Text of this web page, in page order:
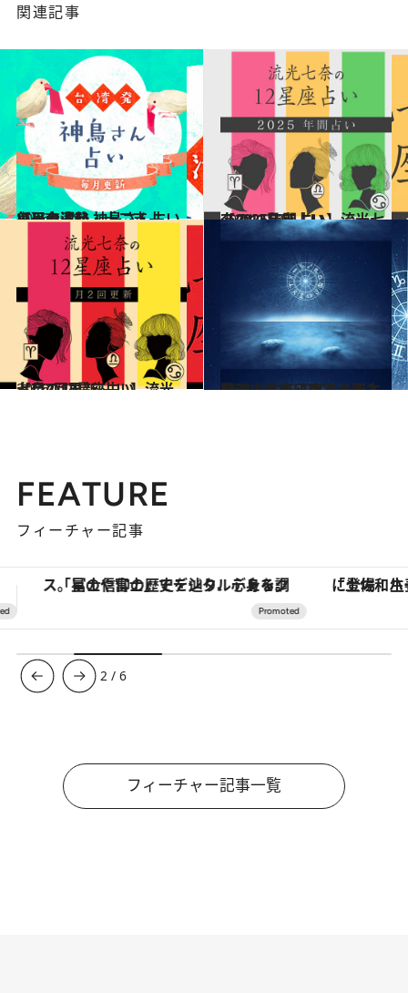
関連記事
2026.1.18
【干支占い・十二支占い】台湾発 神鳥さん占い毎月の運勢
占い 2024.12.13
【2025年間占い】流光七奈の12星座占い
占い
2026.7.29
【月2回更新 占い】流光七奈の12星座占い
占い 2020.11.16
心理占星術研究家・岡本翔子による心理占星術入門
ライフスタイル
FEATURE
フィーチャー記事
「土佐和ハーブかき氷」がOMO7高知に登場！生姜、山椒、大葉など目にも舌にも涼を呼ぶ郷土の味 【夏限定ディナーコース】旬を
3 /6
フィーチャー記事一覧